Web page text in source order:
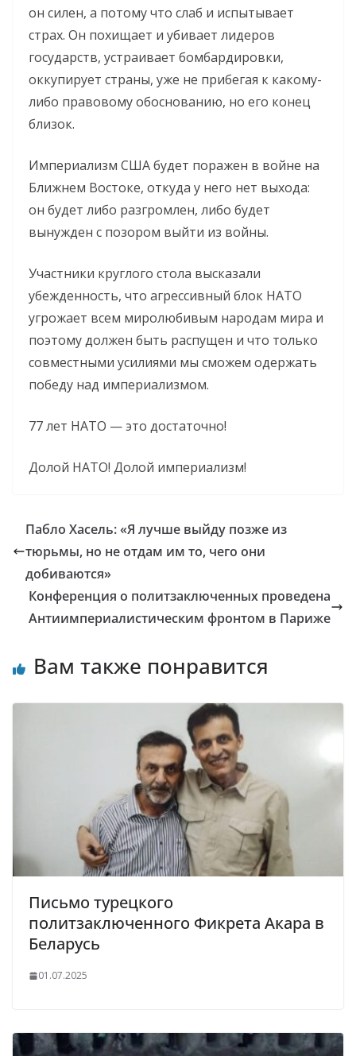
он силен, а потому что слаб и испытывает
страх. Он похищает и убивает лидеров
государств, устраивает бомбардировки,
оккупирует страны, уже не прибегая к какому-
либо правовому обоснованию, но его конец
близок.
Империализм США будет поражен в войне на
Ближнем Востоке, откуда у него нет выхода:
он будет либо разгромлен, либо будет
вынужден с позором выйти из войны.
Участники круглого стола высказали
убежденность, что агрессивный блок НАТО
угрожает всем миролюбивым народам мира и
поэтому должен быть распущен и что только
совместными усилиями мы сможем одержать
победу над империализмом.
77 лет НАТО — это достаточно!
Долой НАТО! Долой империализм!
Пабло Хасель: «Я лучше выйду позже из
тюрьмы, но не отдам им то, чего они
добиваются»
Конференция о политзаключенных проведена
Антиимпериалистическим фронтом в Париже
Вам также понравится
Письмо турецкого
политзаключенного Фикрета Акара в
Беларусь
01.07.2025